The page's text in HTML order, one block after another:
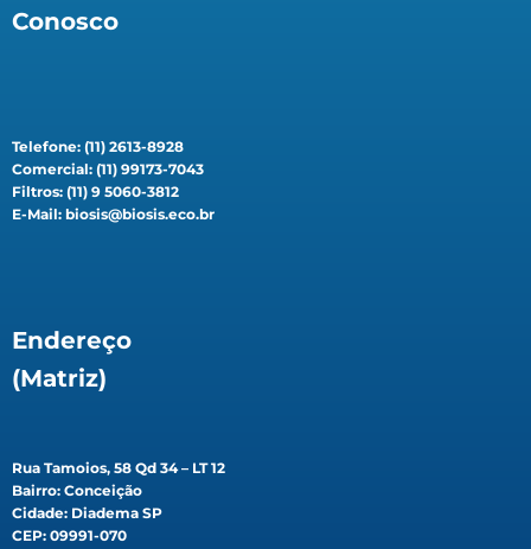
Conosco
Telefone: (11) 2613-8928
Comercial: (11) 99173-7043
Filtros: (11) 9 5060-3812
E-Mail: biosis@biosis.eco.br
Endereço
(Matriz)
Rua Tamoios, 58 Qd 34 – LT 12
Bairro: Conceição
Cidade: Diadema SP
CEP: 09991-070